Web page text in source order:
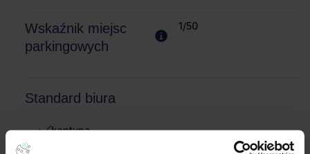
Wskaźnik miejsc
parkingowych
1/50
Standard biura
kantyna